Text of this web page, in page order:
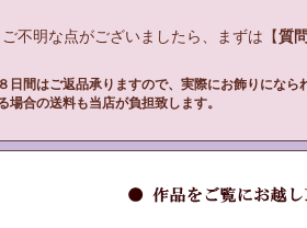
不明な点がございましたら、まずは【質
日間はご返品承りますので、実際にお飾りになら
場合の送料も当店が負担致します。